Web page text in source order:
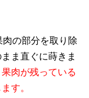
の部分を取り除
ま直ぐに蒔きま
肉が残っている
す。